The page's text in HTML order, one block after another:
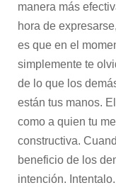
manera más
hora de
es que en el
simplemente te
de lo que los
están tus manos.
como a quien tu
constructiva.
beneficio de los
intención.